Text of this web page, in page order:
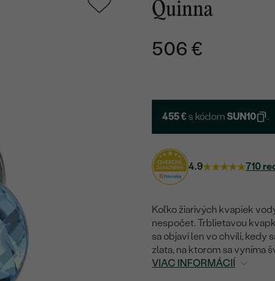
Quinna
506 €
455 € s kódomSUN10 .
4.9 710
Koľko žiarivých kvapiek
nespočet. Trblietavou
sa objaví len vo chvíli, kedy
zlata, na ktorom sa vyníma
VIAC INFORMÁCIÍ